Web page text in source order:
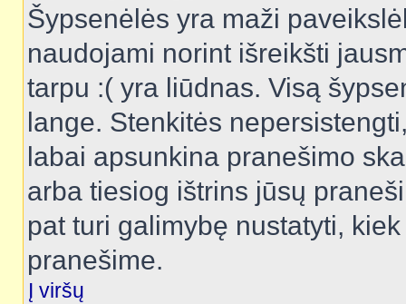
Šypsenėlės yra maži
naudojami norint išreikšti
tarpu :( yra liūdnas. Visą
lange. Stenkitės
labai apsunkina pranešimo
arba tiesiog ištrins jūsų
pat turi galimybę nustatyti,
pranešime.
Į viršų